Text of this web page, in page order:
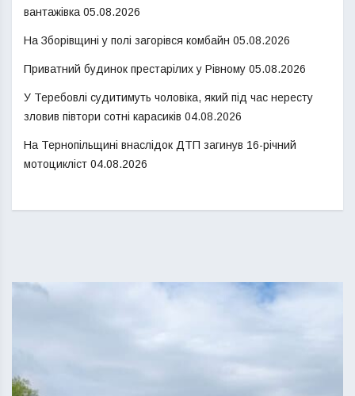
вантажівка 05.08.2026
На Зборівщині у полі загорівся комбайн 05.08.2026
Приватний будинок престарілих у Рівному 05.08.2026
У Теребовлі судитимуть чоловіка, який під час нересту
зловив півтори сотні карасиків 04.08.2026
На Тернопільщині внаслідок ДТП загинув 16-річний
мотоцикліст 04.08.2026